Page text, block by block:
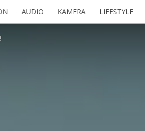
AUDIO KAMERA LIFESTYLE